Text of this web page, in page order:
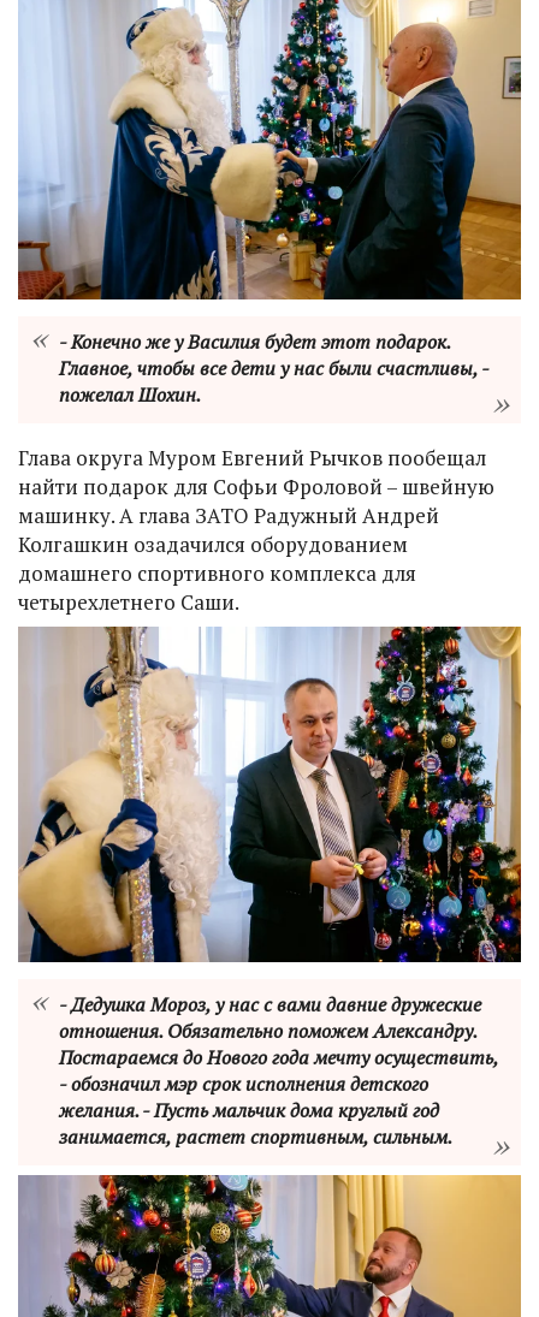
- Конечно же у Василия будет этот подарок.
Главное, чтобы все дети у нас были счастливы, -
пожелал Шохин.
Глава округа Муром Евгений Рычков пообещал
найти подарок для Софьи Фроловой – швейную
машинку. А глава ЗАТО Радужный Андрей
Колгашкин озадачился оборудованием
домашнего спортивного комплекса для
четырехлетнего Саши.
- Дедушка Мороз, у нас с вами давние дружеские
отношения. Обязательно поможем Александру.
Постараемся до Нового года мечту осуществить,
- обозначил мэр срок исполнения детского
желания. - Пусть мальчик дома круглый год
занимается, растет спортивным, сильным.